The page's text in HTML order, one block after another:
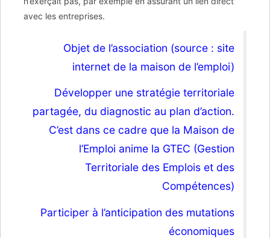
avec les entreprises.
Objet de l’association (source : site
internet de la maison de l’emploi)
Développer une stratégie territoriale
partagée, du diagnostic au plan d’action.
C’est dans ce cadre que la Maison de
l’Emploi anime la GTEC (Gestion
Territoriale des Emplois et des
Compétences)
Participer à l’anticipation des mutations
économiques